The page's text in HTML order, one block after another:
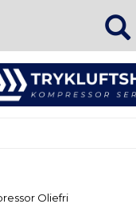
Oliefri